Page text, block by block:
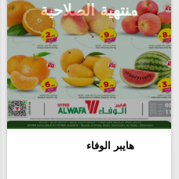
منتهية الصلاحية
هايبر الوفاء